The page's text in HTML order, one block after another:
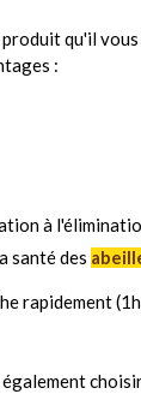
qu'il
:
à
santé des
rapidement